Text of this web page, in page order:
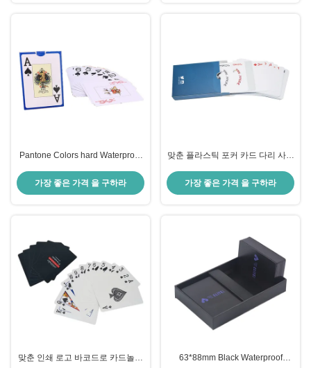
Pantone Colors hard Waterproof
가장 좋은 가격 을 구하라
맞춘 플라스틱 포커 카드 다리 사이
처리합니다
가장 좋은 가격 을 구하라
맞춘 인쇄 로고 바코드로 카드놀이
63*88mm Black Waterproof